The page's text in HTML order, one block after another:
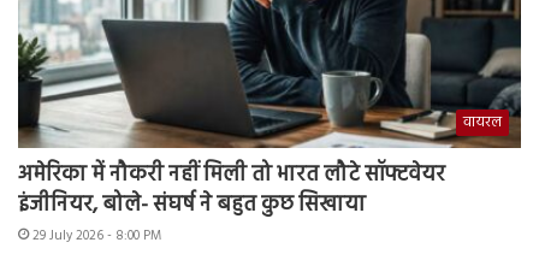
वायरल
अमेरिका में नौकरी नहीं मिली तो भारत लौटे सॉफ्टवेयर
इंजीनियर, बोले- संघर्ष ने बहुत कुछ सिखाया
29 July 2026 - 8:00 PM